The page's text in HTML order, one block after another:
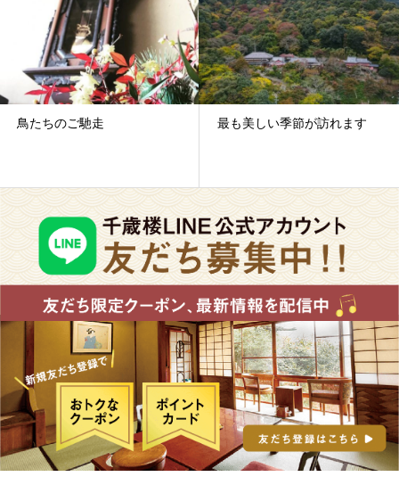
鳥たちのご馳走 最も美しい季節が訪れます